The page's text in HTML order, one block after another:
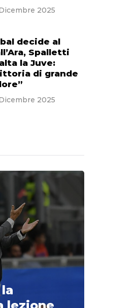
2025
decide al
Spalletti
la Juve:
di grande
2025